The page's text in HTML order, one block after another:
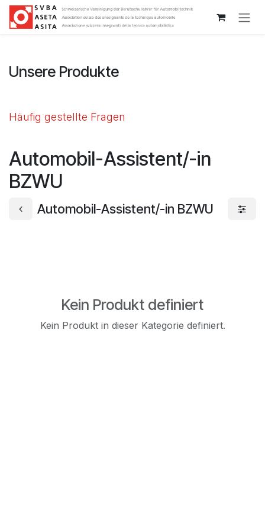
Zum Inhalt springen
Unsere Produkte
Häufig gestellte Fragen
Automobil-Assistent/-in
BZWU
Automobil-Assistent/-in BZWU
Kein Produkt definiert
Kein Produkt in dieser Kategorie definiert.